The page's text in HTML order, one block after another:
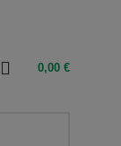
0,00 €